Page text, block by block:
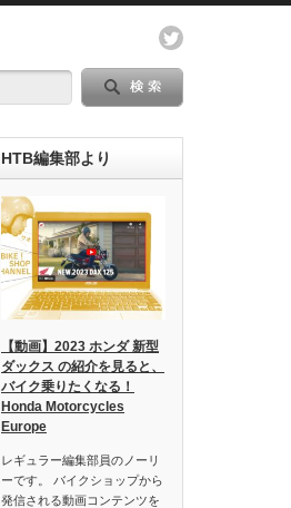
HTB編集部より
【動画】2023 ホンダ 新型
ダックス の紹介を見ると、
バイク乗りたくなる！
Honda Motorcycles
Europe
レギュラー編集部員のノーリ
ーです。 バイクショップから
発信される動画コンテンツを